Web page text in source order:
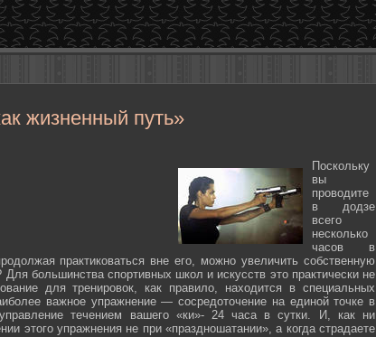
жизненный путь»
Поскольку
вы
проводите
в додзе
всего
несколько
часов в
практиковаться вне его, можно увеличить собственную
большинства спортивных школ и искусств это практически не
для тренировок, как правило, находится в специальных
важное упражнение — сосредоточение на единой точке в
течением вашего «ки»- 24 часа в сутки. И, как ни
этого упражнения не при «праздношатании», а когда страдаете